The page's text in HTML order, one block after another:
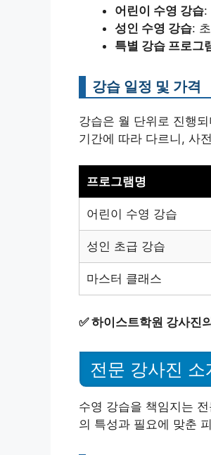
어린이 수영 강습:
성인 수영 강습:
특별 강습 프로그
강습 일정 및 가격
강습은 월 단위로 진행
기간에 따라 다르니, 사
프로그램명
어린이 수영 강습
성인 초급 강습
마스터 클래스
✅하이스트학원 강사진
전문 강사진 소
수영 강습을 책임지는
의 특성과 필요에 맞춘